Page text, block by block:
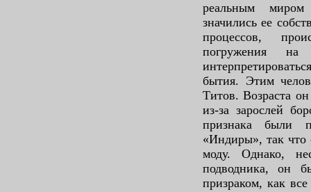
реальным
значились ее
процессов,
погружения
бытия. Этим
Титов. Возраста
из-за зарослей
признака были
«Индиры», так что
моду. Однако,
подводника, он
призраком, как